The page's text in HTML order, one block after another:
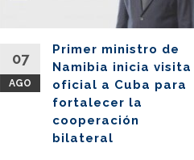
07
AGO
Primer ministro de
Namibia inicia visita
oficial a Cuba para
fortalecer la
cooperación
bilateral